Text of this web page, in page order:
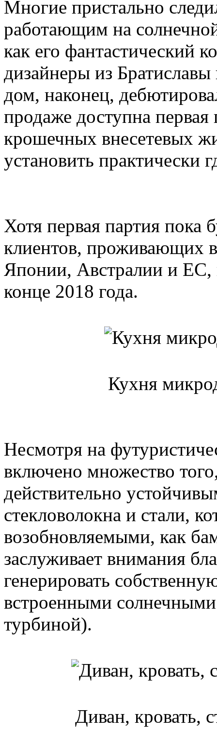
Многие пристально
работающим на
как его фантастический
дизайнеры из
дом, наконец,
продаже доступна
крошечных внесетевых
установить практически
Хотя первая партия пока
клиентов, проживающих
Японии, Австралии и ЕС,
конце 2018 года.
Кухня
Несмотря на
включено множество
действительно
стекловолокна и стали,
возобновляемыми, как
заслуживает внимания
генерировать
встроенными
турбиной).
Диван, кровать,